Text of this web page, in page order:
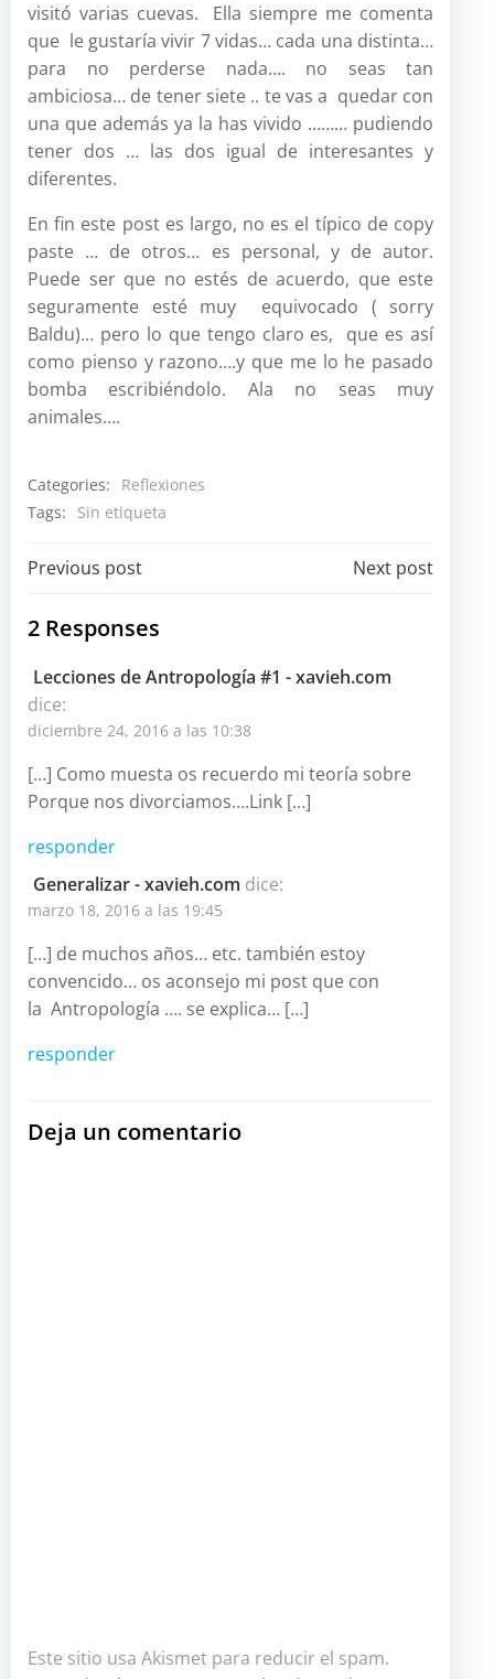
visitó varias cuevas. Ella siempre me comenta
que le gustaría vivir 7 vidas… cada una distinta…
para no perderse nada…. no seas tan
ambiciosa… de tener siete .. te vas a quedar con
una que además ya la has vivido ……… pudiendo
tener dos … las dos igual de interesantes y
diferentes.
En fin este post es largo, no es el típico de copy
paste … de otros… es personal, y de autor.
Puede ser que no estés de acuerdo, que este
seguramente esté muy equivocado ( sorry
Baldu)… pero lo que tengo claro es, que es así
como pienso y razono….y que me lo he pasado
bomba escribiéndolo. Ala no seas muy
animales….
Categories:
Reflexiones
Tags:
Sin etiqueta
Navegación
por
las
entradas
Previous post
Navegación
las
entradas
Next post
2 Responses
Lecciones de Antropología #1 - xavieh.com
dice:
diciembre 24, 2016 a las 10:38
[…] Como muesta os recuerdo mi teoría sobre
Porque nos divorciamos….Link […]
responder
Generalizar - xavieh.com dice:
marzo 18, 2016 a las 19:45
[…] de muchos años… etc. también estoy
convencido… os aconsejo mi post que con
la Antropología …. se explica… […]
responder
Deja un comentario
Este sitio usa Akismet para reducir el spam.